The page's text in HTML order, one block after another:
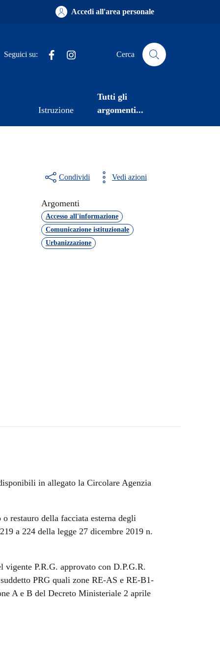
Accedi all'area personale
Seguici su: Facebook Cerca
Istruzione
Tutti gli
argomenti...
Condividi Vedi azioni
Argomenti
Accesso all'informazione
Comunicazione istituzionale
Urbanizzazione
in allegato la Circolare Agenzia
restauro della facciata esterna degli
a 224 della legge 27 dicembre 2019 n.
vigente P.R.G. approvato con D.P.G.R.
PRG quali zone RE-AS e RE-B1-
A e B del Decreto Ministeriale 2 aprile